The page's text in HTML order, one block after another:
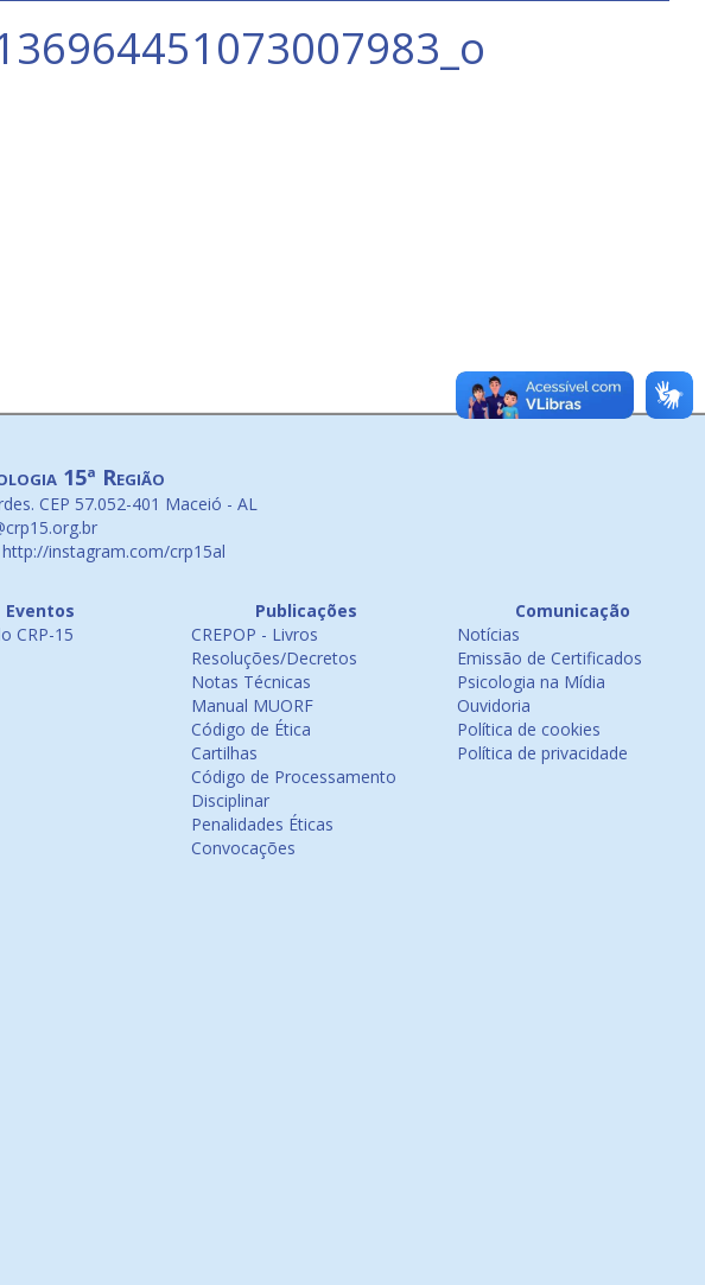
15ª Região
CEP 57.052-401 Maceió - AL
http://instagram.com/crp15al
Eventos
CRP-15
Publicações
CREPOP - Livros
Resoluções/Decretos
Notas Técnicas
Manual MUORF
Código de Ética
Cartilhas
Código de Processamento
Disciplinar
Penalidades Éticas
Convocações
Comunicação
Notícias
Emissão de Certificados
Psicologia na Mídia
Ouvidoria
Política de cookies
Política de privacidade